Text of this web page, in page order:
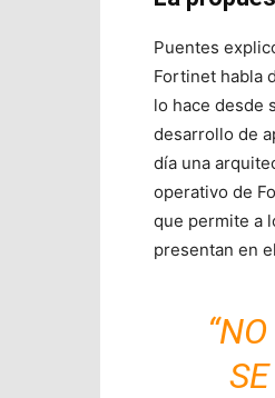
Puentes
Fortinet habla
lo hace desde
desarrollo de
día una
operativo de
que permite a
presentan en